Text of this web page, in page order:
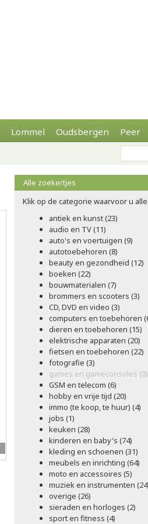
Lommel Oudsbergen Peer
Alle zoekertjes
Klik op de categorie waarvoor u
antiek en kunst (23)
audio en TV (11)
auto's en voertuigen (9)
autotoebehoren (8)
beauty en gezondheid (12)
boeken (22)
bouwmaterialen (7)
brommers en scooters (3)
CD, DVD en video (3)
computers en toebehoren
dieren en toebehoren (15)
elektrische apparaten (20)
fietsen en toebehoren (22)
fotografie (3)
games en gameconsoles (0)
GSM en telecom (6)
hobby en vrije tijd (20)
immo (te koop, te huur) (4)
jobs (1)
keuken (28)
kinderen en baby's (74)
kleding en schoenen (31)
meubels en inrichting (64)
moto en accessoires (5)
muziek en instrumenten
overige (26)
sieraden en horloges (2)
sport en fitness (4)